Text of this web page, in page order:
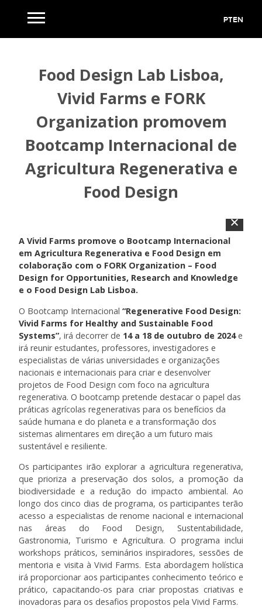
PT EN
Food Design Lab Lisboa,
Vivid Farms e FORK
Organization promovem
Bootcamp Internacional de
Agricultura Regenerativa e
Food Design
A Vivid Farms promove o Bootcamp Internacional
em Agricultura Regenerativa e Food Design em
colaboração com o FORK Organization – Food
Design for Opportunities, Research and Knowledge
e o Food Design Lab Lisboa.
O Bootcamp Internacional “Regenerative Food Design:
Vivid Farms for Healthy and Sustainable Food
Systems”, irá decorrer de 14 a 18 de outubro de 2024e
irá reunir estudantes, professores, investigadores e
especialistas de várias universidades e organizações
nacionais e internacionais para criar e desenvolver
projetos de Food Design com foco na agricultura
regenerativa. O bootcamp pretende destacar o papel das
práticas agrícolas regenerativas para os benefícios da
saúde humana e do planeta e a transformação dos
sistemas alimentares em direção a um futuro mais
sustentável e resiliente.
Os participantes irão explorar a agricultura regenerativa,
que prioriza a preservação dos solos, a promoção da
biodiversidade e a redução do impacto ambiental. Ao
longo dos cinco dias de programa, os participantes terão
acesso a especialistas de renome nacional e internacional
nas áreas do Food Design, Sustentabilidade,
Gastronomia, Turismo e Agricultura. O programa inclui
workshops práticos, seminários inspiradores, sessões de
mentoria e visita à Vivid Farms. Esta abordagem holística
irá proporcionar aos participantes conhecimento teórico e
prático, capacitando-os para criar propostas criativas e
inovadoras para os desafios propostos pela Vivid Farms.